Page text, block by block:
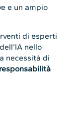
e un ampio
di esperti
nello
necessità di